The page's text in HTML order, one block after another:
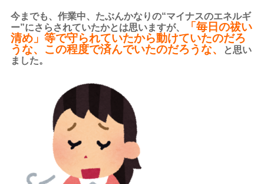
今までも、作業中、たぶんかなりの“マイナスのエネルギ
ー”にさらされていたかとは思いますが、
「毎日の祓い
清め」等で守られていたから動けていたのだろ
うな、この程度で済んでいたのだろうな、
と思い
ました。